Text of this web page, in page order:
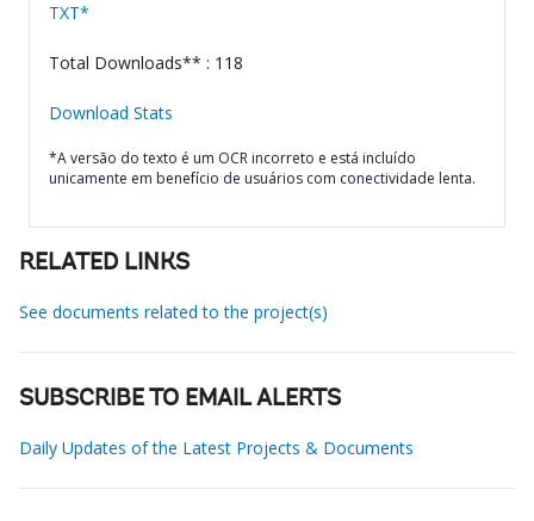
TXT*
Total Downloads** : 118
Download Stats
*A versão do texto é um OCR incorreto e está incluído
unicamente em benefício de usuários com conectividade lenta.
RELATED LINKS
See documents related to the project(s)
SUBSCRIBE TO EMAIL ALERTS
Daily Updates of the Latest Projects & Documents